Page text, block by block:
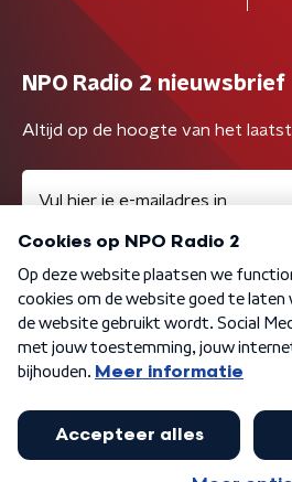
NPO Radio 2 nieuwsbrief
Altijd op de hoogte van het
Algemene voorwaarden